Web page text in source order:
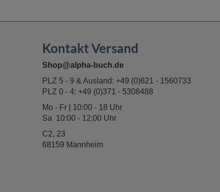
Kontakt Versand
Shop@alpha-buch.de
PLZ 5 - 9 & Ausland: +49 (0)621 - 1560733
PLZ 0 - 4: +49 (0)371 - 5308488
Mo - Fr | 10:00 - 18 Uhr
Sa 10:00 - 12:00 Uhr
C2, 23
68159 Mannheim